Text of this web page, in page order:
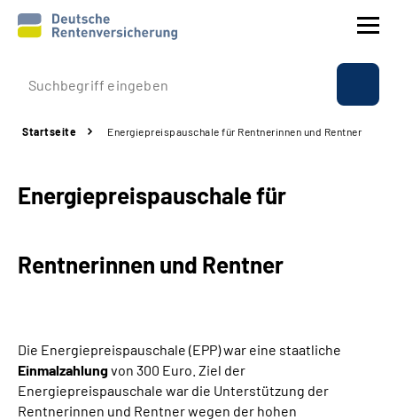
Prävention
Rente
Über uns & Presse
Online-Services
Startseite Energiepreispauschale für Rentnerinnen und Rentner
Energiepreispauschale für
Rentnerinnen und Rentner
Die Energiepreispauschale (EPP) war eine staatliche
Einmalzahlungvon 300 Euro. Ziel der
Energiepreispauschale war die Unterstützung der
Rentnerinnen und Rentner wegen der hohen